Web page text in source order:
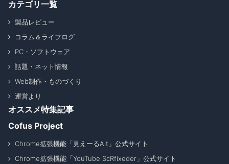
カテゴリ一覧
製品レビュー
コラム＆ライフログ
PC・ソフトウェア
話題・ネット情報
Web制作・ものづくり
運営より
オススメ特集記事
Cofus Project
Chrome拡張機能「見えーるAlt」公式サイト
Chrome拡張機能「YouTube ScRfixeder」公式サイト